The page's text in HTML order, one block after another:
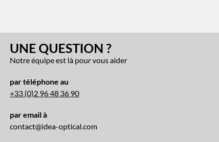
UNE QUESTION ?
Notre équipe est là pour vous aider
par téléphone au
+33 (0)2 96 48 36 90
par email à
contact@idea-optical.com